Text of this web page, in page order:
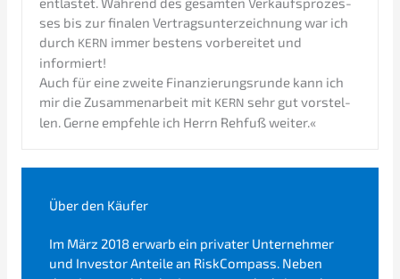
ses bis zur finalen Vertrags­un­ter­zeich­nung war ich
durch KERN immer bestens vorbe­rei­tet und
informiert!
Auch für eine zweite Finan­zie­rungs­run­de kann ich
mir die Zusam­men­ar­beit mit KERN sehr gut vorstel­
len. Gerne empfeh­le ich Herrn Rehfuß weiter.«
Über den Käufer
Im März 2018 erwarb ein priva­ter Unter­neh­mer
und Inves­tor Antei­le an RiskCom­pass. Neben